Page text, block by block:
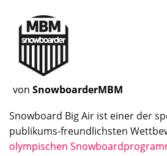
von SnowboarderMBM
Snowboard Big Air ist einer der
publikums-freundlichsten
olympischen